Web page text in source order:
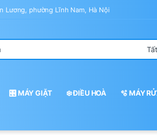
Lương, phường Lĩnh Nam, Hà Nội
🎛️ MÁY GIẶT ❄️ ĐIỀU HOÀ 🫧 MÁY